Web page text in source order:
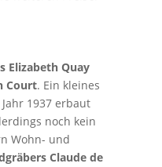
Elizabeth Quay
Court. Ein kleines
1937 erbaut
noch kein
Wohn- und
Claude de